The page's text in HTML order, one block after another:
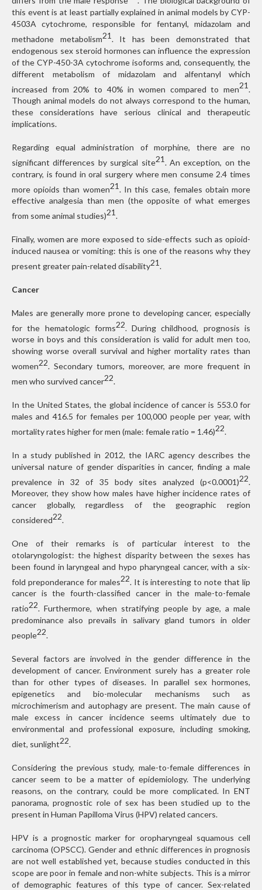
this event is at least partially explained in animal models by CYP-
4503A cytochrome, responsible for fentanyl, midazolam and
methadone metabolism21. It has been demonstrated that
endogenous sex steroid hormones can influence the expression
of the CYP-450-3A cytochrome isoforms and, consequently, the
different metabolism of midazolam and alfentanyl which
increased from 20% to 40% in women compared to men21
Though animal models do not always correspond to the human,
these considerations have serious clinical and therapeutic
implications.
Regarding equal administration of morphine, there are no
significant differences by surgical site21. An exception, on the
contrary, is found in oral surgery where men consume 2.4 times
more opioids than women21. In this case, females obtain more
effective analgesia than men (the opposite of what emerges
from some animal studies)21.
Finally, women are more exposed to side-effects such as opioid-
induced nausea or vomiting: this is one of the reasons why they
present greater pain-related disability21.
Cancer
Males are generally more prone to developing cancer, especially
for the hematologic forms22. During childhood, prognosis is
worse in boys and this consideration is valid for adult men too,
showing worse overall survival and higher mortality rates than
women22. Secondary tumors, moreover, are more frequent in
men who survived cancer22.
In the United States, the global incidence of cancer is 553.0 for
males and 416.5 for females per 100,000 people per year, with
mortality rates higher for men (male: female ratio = 1.46)22.
In a study published in 2012, the IARC agency describes the
universal nature of gender disparities in cancer, finding a male
prevalence in 32 of 35 body sites analyzed (p<0.0001)22
Moreover, they show how males have higher incidence rates of
cancer globally, regardless of the geographic region
considered22.
One of their remarks is of particular interest to the
otolaryngologist: the highest disparity between the sexes has
been found in laryngeal and hypo pharyngeal cancer, with a six-
fold preponderance for males22. It is interesting to note that lip
cancer is the fourth-classified cancer in the male-to-female
ratio22. Furthermore, when stratifying people by age, a male
predominance also prevails in salivary gland tumors in older
people22.
Several factors are involved in the gender difference in the
development of cancer. Environment surely has a greater role
than for other types of diseases. In parallel sex hormones,
epigenetics and bio-molecular mechanisms such as
microchimerism and autophagy are present. The main cause of
male excess in cancer incidence seems ultimately due to
environmental and professional exposure, including smoking,
diet, sunlight22.
Considering the previous study, male-to-female differences in
cancer seem to be a matter of epidemiology. The underlying
reasons, on the contrary, could be more complicated. In ENT
panorama, prognostic role of sex has been studied up to the
present in Human Papilloma Virus (HPV) related cancers.
HPV is a prognostic marker for oropharyngeal squamous cell
carcinoma (OPSCC). Gender and ethnic differences in prognosis
are not well established yet, because studies conducted in this
scope are poor in female and non-white subjects. This is a mirror
of demographic features of this type of cancer. Sex-related